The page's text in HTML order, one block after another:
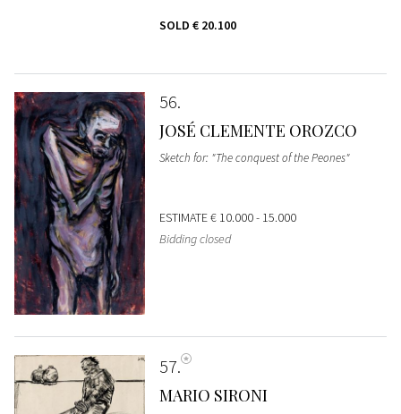
SOLD € 20.100
56
JOSÉ CLEMENTE OROZCO
Sketch for: "The conquest of the Peones"
ESTIMATE€ 10.000 - 15.000
Bidding closed
57
MARIO SIRONI